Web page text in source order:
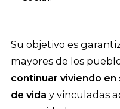
Su objetivo es
mayores de los
continuar viviendo en
de vida y vinculadas